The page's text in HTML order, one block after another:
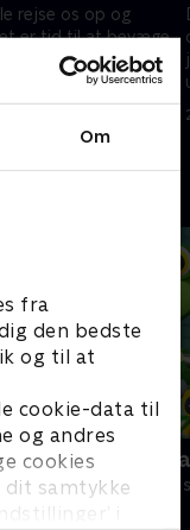
Om
fra
den bedste
og til at
cookie-data til
og andres
cookies
samtykke
i
rejse os op og
er tid til at bevæge
dine Cocomelon
Geckos
Børneserier • 2